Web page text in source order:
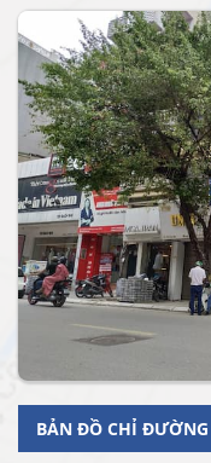
BẢN ĐỒ CHỈ ĐƯỜNG